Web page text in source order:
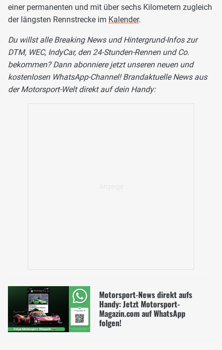
einer permanenten und mit über sechs Kilometern zugleich
der längsten Rennstrecke im Kalender.
Du willst alle Breaking News und Hintergrund-Infos zur
DTM, WEC, IndyCar, den 24-Stunden-Rennen und Co.
bekommen? Dann abonniere jetzt unseren neuen und
kostenlosen WhatsApp-Channel! Brandaktuelle News aus
der Motorsport-Welt direkt auf dein Handy:
Motorsport-News direkt aufs
Handy: Jetzt Motorsport-
Magazin.com auf WhatsApp
folgen!